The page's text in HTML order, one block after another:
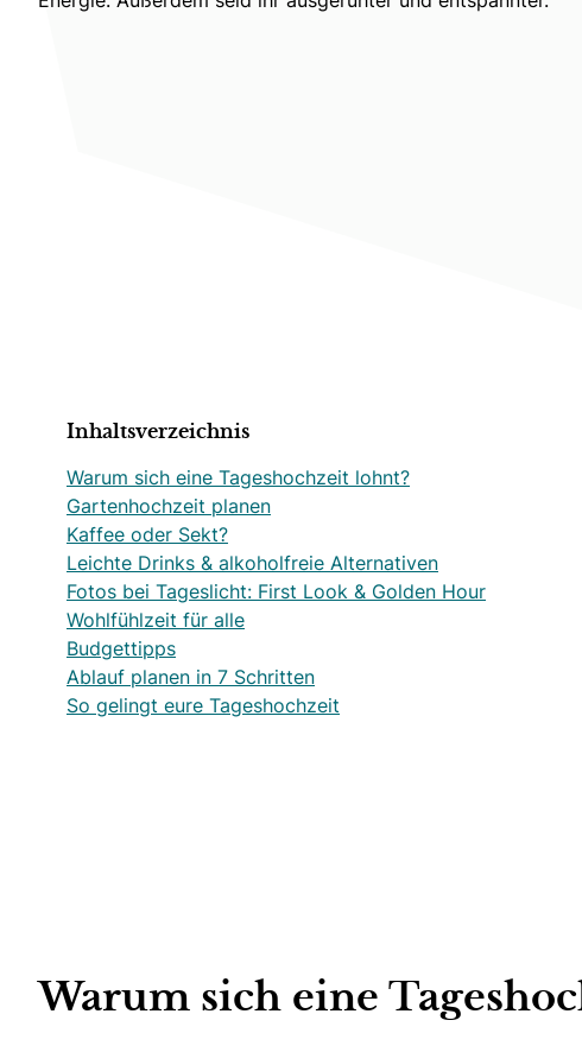
Inhaltsverzeichnis
Warum sich eine Tageshochzeit lohnt?
Gartenhochzeit planen
Kaffee oder Sekt?
Leichte Drinks & alkoholfreie Alternativen
Fotos bei Tageslicht: First Look & Golden Hour
Wohlfühlzeit für alle
Budgettipps
Ablauf planen in 7 Schritten
So gelingt eure Tageshochzeit
Warum sich eine